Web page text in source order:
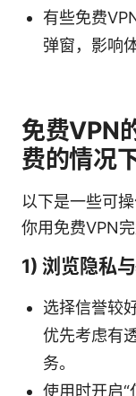
有些免费
弹窗，影响
免费VPN
费的情况
以下是一些可
你用免费VPN完
1) 浏览隐私
选择信誉较
优先考虑有
务。
使用时开启“